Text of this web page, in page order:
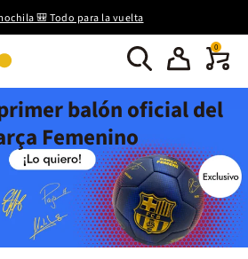
🎒 Todo para la vuelta
0
balón oficial del
Femenino